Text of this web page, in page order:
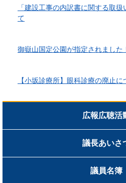
「建設工事の内訳書に関する取
て
御嶽山国定公園が指定されました
【小坂診療所】眼科診療の廃止に
広報広聴活
議長あいさ
議員名簿